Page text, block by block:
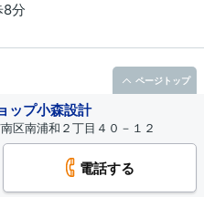
8分
ップ小森設計
区南浦和２丁目４０－１２
電話する
ページトップ